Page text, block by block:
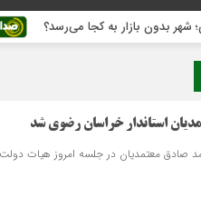
به کجا می‌رسد؟
استاندار خراسان رضوی شد
صادق معتمدیان در جلسه امروز هیات